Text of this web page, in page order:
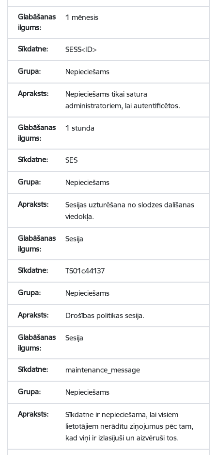
1 mēnesis
SESS<ID>
Nepieciešams
Nepieciešams tikai satura
administratoriem, lai autentificētos.
1 stunda
SES
Nepieciešams
Sesijas uzturēšana no slodzes dalīšanas
viedokļa.
Sesija
TS01c44137
Nepieciešams
Drošības politikas sesija.
Sesija
maintenance_message
Nepieciešams
Sīkdatne ir nepieciešama, lai visiem
lietotājiem nerādītu ziņojumus pēc tam,
kad viņi ir izlasījuši un aizvēruši tos.